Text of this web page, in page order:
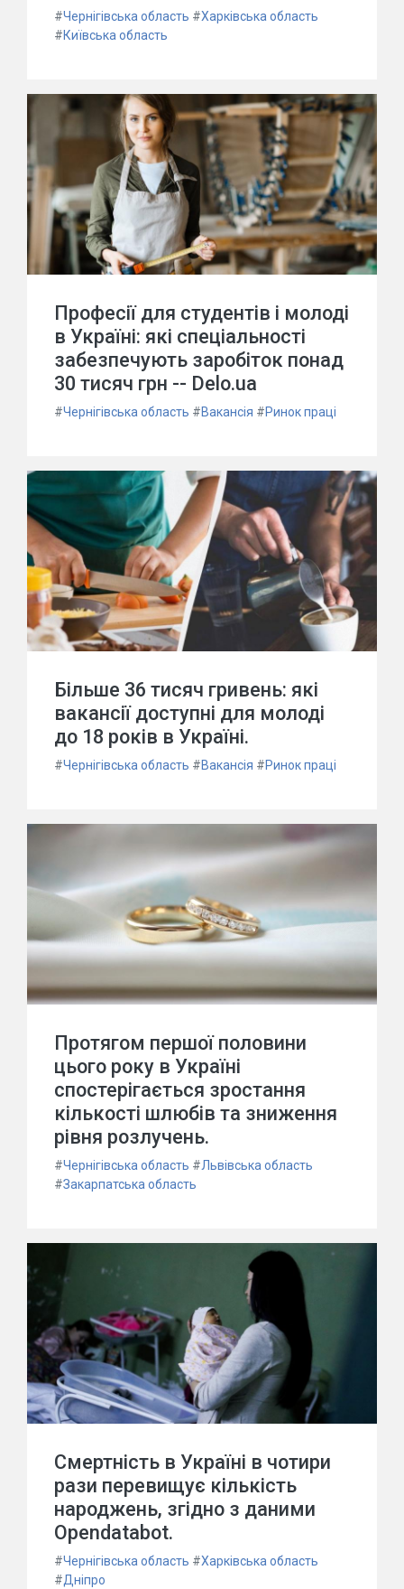
#Чернігівська область #Харківська область
#Київська область
Професії для студентів і молоді
в Україні: які спеціальності
забезпечують заробіток понад
30 тисяч грн -- Delo.ua
#Чернігівська область #Вакансія #Ринок праці
Більше 36 тисяч гривень: які
вакансії доступні для молоді
до 18 років в Україні.
#Чернігівська область #Вакансія #Ринок праці
Протягом першої половини
цього року в Україні
спостерігається зростання
кількості шлюбів та зниження
рівня розлучень.
#Чернігівська область #Львівська область
#Закарпатська область
Смертність в Україні в чотири
рази перевищує кількість
народжень, згідно з даними
Opendatabot.
#Чернігівська область #Харківська область
#Дніпро